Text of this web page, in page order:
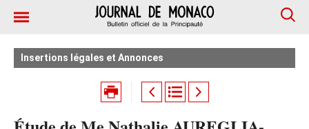
Insertions légales et Annonces